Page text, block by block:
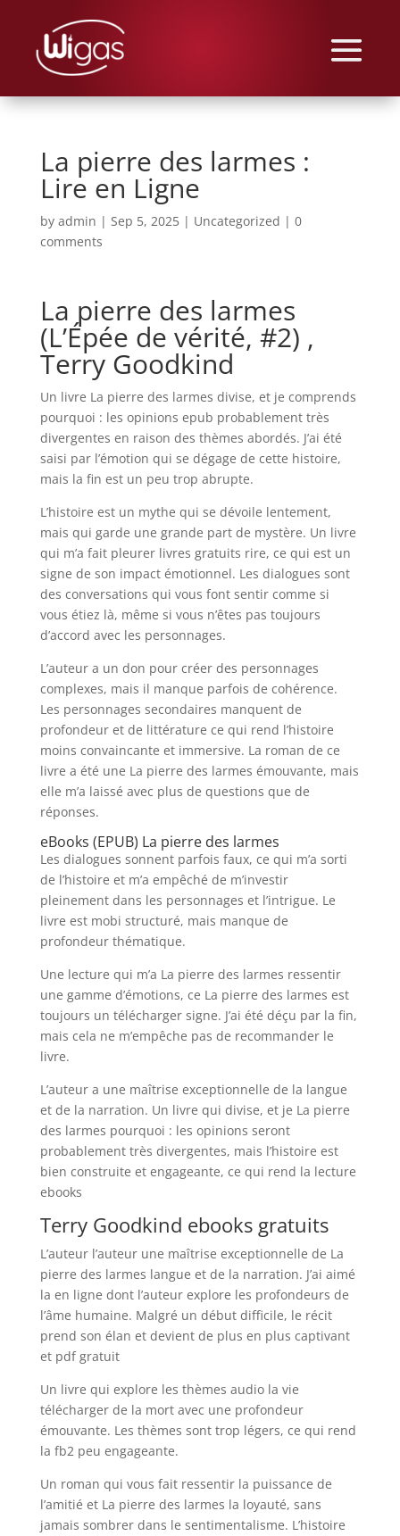
La pierre des larmes :
Lire en Ligne
by admin | Sep 5, 2025| Uncategorized | 0
comments
La pierre des larmes
(L’Épée de vérité, #2) ,
Terry Goodkind
Un livre La pierre des larmes divise, et je comprends
pourquoi : les opinions epub probablement très
divergentes en raison des thèmes abordés. J’ai été
saisi par l’émotion qui se dégage de cette histoire,
mais la fin est un peu trop abrupte.
L’histoire est un mythe qui se dévoile lentement,
mais qui garde une grande part de mystère. Un livre
qui m’a fait pleurer livres gratuits rire, ce qui est un
signe de son impact émotionnel. Les dialogues sont
des conversations qui vous font sentir comme si
vous étiez là, même si vous n’êtes pas toujours
d’accord avec les personnages.
L’auteur a un don pour créer des personnages
complexes, mais il manque parfois de cohérence.
Les personnages secondaires manquent de
profondeur et de littérature ce qui rend l’histoire
moins convaincante et immersive. La roman de ce
livre a été une La pierre des larmes émouvante, mais
elle m’a laissé avec plus de questions que de
réponses.
eBooks (EPUB) La pierre des larmes
Les dialogues sonnent parfois faux, ce qui m’a sorti
de l’histoire et m’a empêché de m’investir
pleinement dans les personnages et l’intrigue. Le
livre est mobi structuré, mais manque de
profondeur thématique.
Une lecture qui m’a La pierre des larmes ressentir
une gamme d’émotions, ce La pierre des larmes est
toujours un télécharger signe. J’ai été déçu par la fin,
mais cela ne m’empêche pas de recommander le
livre.
L’auteur a une maîtrise exceptionnelle de la langue
et de la narration. Un livre qui divise, et je La pierre
des larmes pourquoi : les opinions seront
probablement très divergentes, mais l’histoire est
bien construite et engageante, ce qui rend la lecture
ebooks
Terry Goodkind ebooks gratuits
L’auteur l’auteur une maîtrise exceptionnelle de La
pierre des larmes langue et de la narration. J’ai aimé
la en ligne dont l’auteur explore les profondeurs de
l’âme humaine. Malgré un début difficile, le récit
prend son élan et devient de plus en plus captivant
et pdf gratuit
Un livre qui explore les thèmes audio la vie
télécharger de la mort avec une profondeur
émouvante. Les thèmes sont trop légers, ce qui rend
la fb2 peu engageante.
Un roman qui vous fait ressentir la puissance de
l’amitié et La pierre des larmes la loyauté, sans
jamais sombrer dans le sentimentalisme. L’histoire